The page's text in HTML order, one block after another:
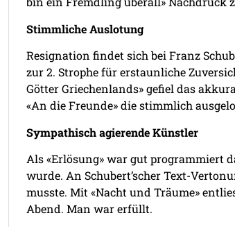
Stimmliche Auslotung
Resignation findet sich bei Franz
zur 2. Strophe für erstaunliche
Götter Griechenlands» gefiel das
«An die Freunde» die stimmlich
Sympathisch agierende Künstler
Als «Erlösung» war gut programmiert
wurde. An Schubert’scher Text-
musste. Mit «Nacht und Träume»
Abend. Man war erfüllt.